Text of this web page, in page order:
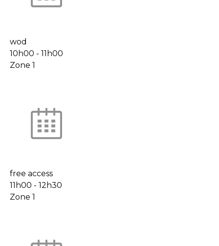
wod
10h00 - 11h00
Zone 1
free access
11h00 - 12h30
Zone 1